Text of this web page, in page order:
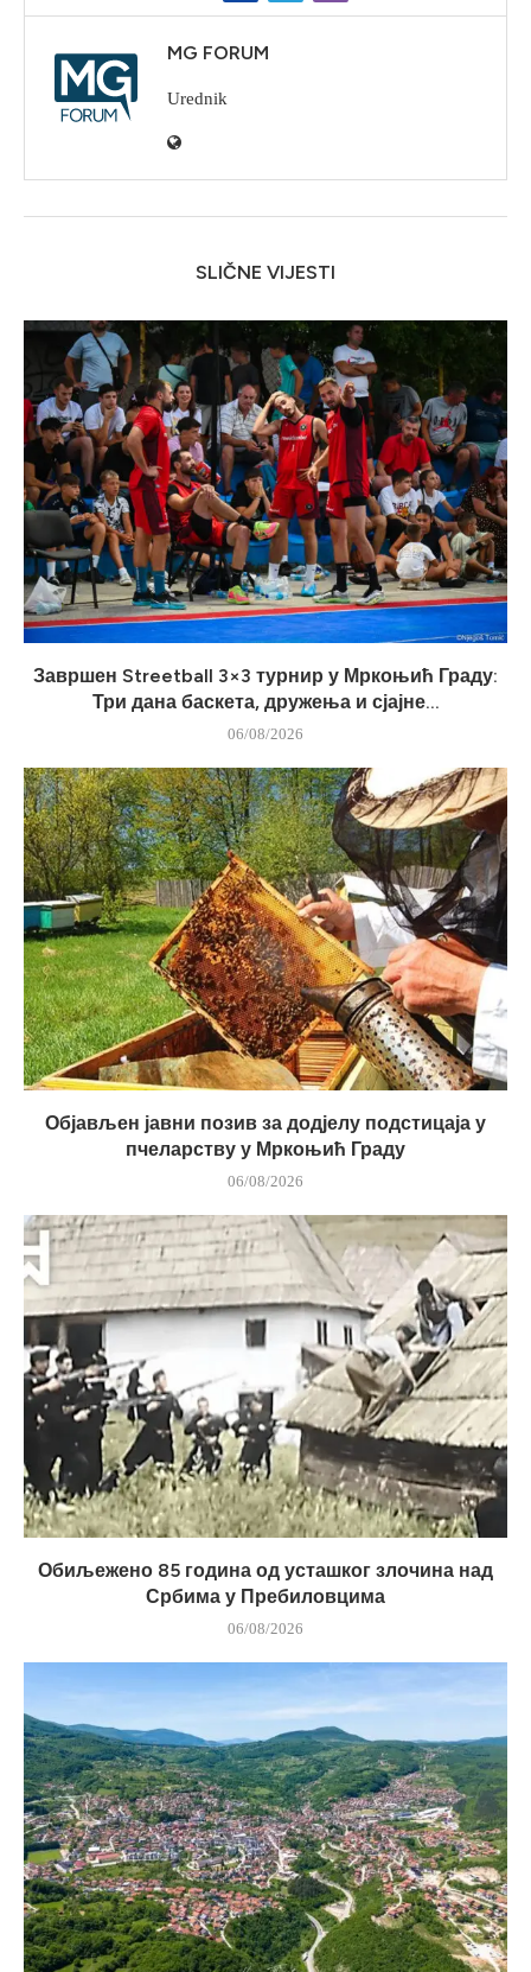
MG FORUM
Urednik
SLIČNE VIJESTI
Завршен Streetball 3×3 турнир у Мркоњић Граду:
Три дана баскета, дружења и сјајне...
06/08/2026
Објављен јавни позив за додјелу подстицаја у
пчеларству у Мркоњић Граду
06/08/2026
Обиљежено 85 година од усташког злочина над
Србима у Пребиловцима
06/08/2026